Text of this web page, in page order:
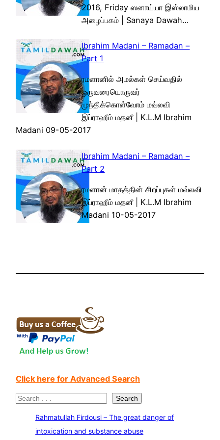
2016, Friday ஸனாய்யா இஸ்லாமிய
அழைப்பகம் | Sanaya Dawah…
Ibrahim Madani – Ramadan –
Part 1
ரமளானில் அமல்கள் செய்வதில்
ஒருவரையொருவர்
முந்திக்கொள்வோம் மவ்லவி
இப்ராஹீம் மதனீ | K.L.M Ibrahim
Madani 09-05-2017
Ibrahim Madani – Ramadan –
Part 2
ரமளான் மாதத்தின் சிறப்புகள் மவ்லவி
இப்ராஹீம் மதனீ | K.L.M Ibrahim
Madani 10-05-2017
Click here for Advanced Search
S
Search
Rahmatullah Firdousi – The great danger of
intoxication and substance abuse